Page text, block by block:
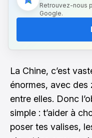
Retrouvez-nous
Google.
La Chine, c’est
énormes, avec des
entre elles. Donc
simple : t’aider à
poser tes valises,